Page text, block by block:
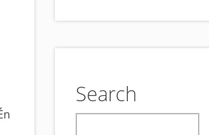
Search